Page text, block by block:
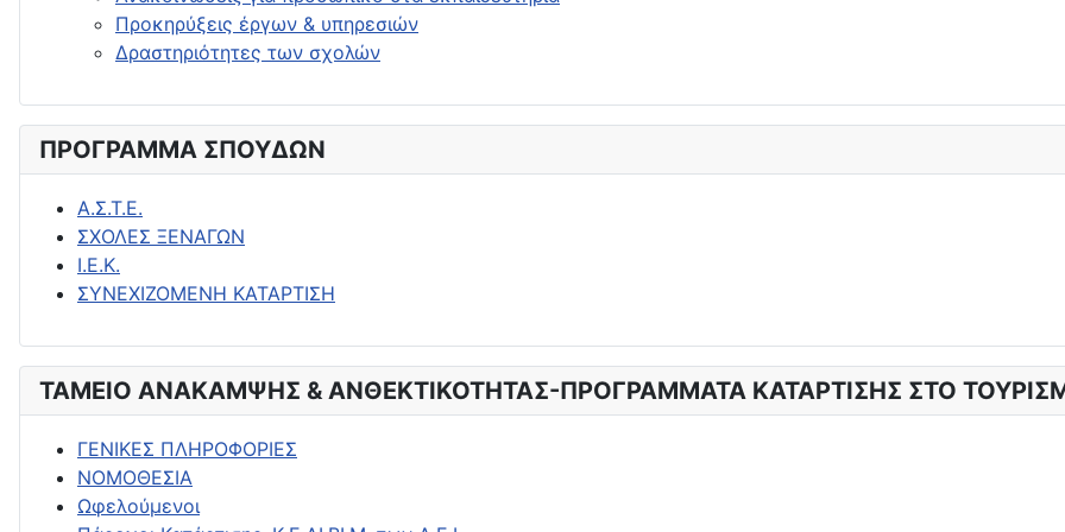
Προκηρύξεις έργων & υπηρεσιών
Δραστηριότητες των σχολών
ΠΡΟΓΡΑΜΜΑ ΣΠΟΥΔΩΝ
Α.Σ.Τ.Ε.
ΣΧΟΛΕΣ ΞΕΝΑΓΩΝ
Ι.Ε.Κ.
ΣΥΝΕΧΙΖΟΜΕΝΗ ΚΑΤΑΡΤΙΣΗ
ΤΑΜΕΙΟ ΑΝΑΚΑΜΨΗΣ & ΑΝΘΕΚΤΙΚΟΤΗΤΑΣ-ΠΡΟΓΡΑΜΜΑΤΑ ΚΑΤΑΡΤΙΣΗΣ ΣΤΟ
ΓΕΝΙΚΕΣ ΠΛΗΡΟΦΟΡΙΕΣ
ΝΟΜΟΘΕΣΙΑ
Ωφελούμενοι